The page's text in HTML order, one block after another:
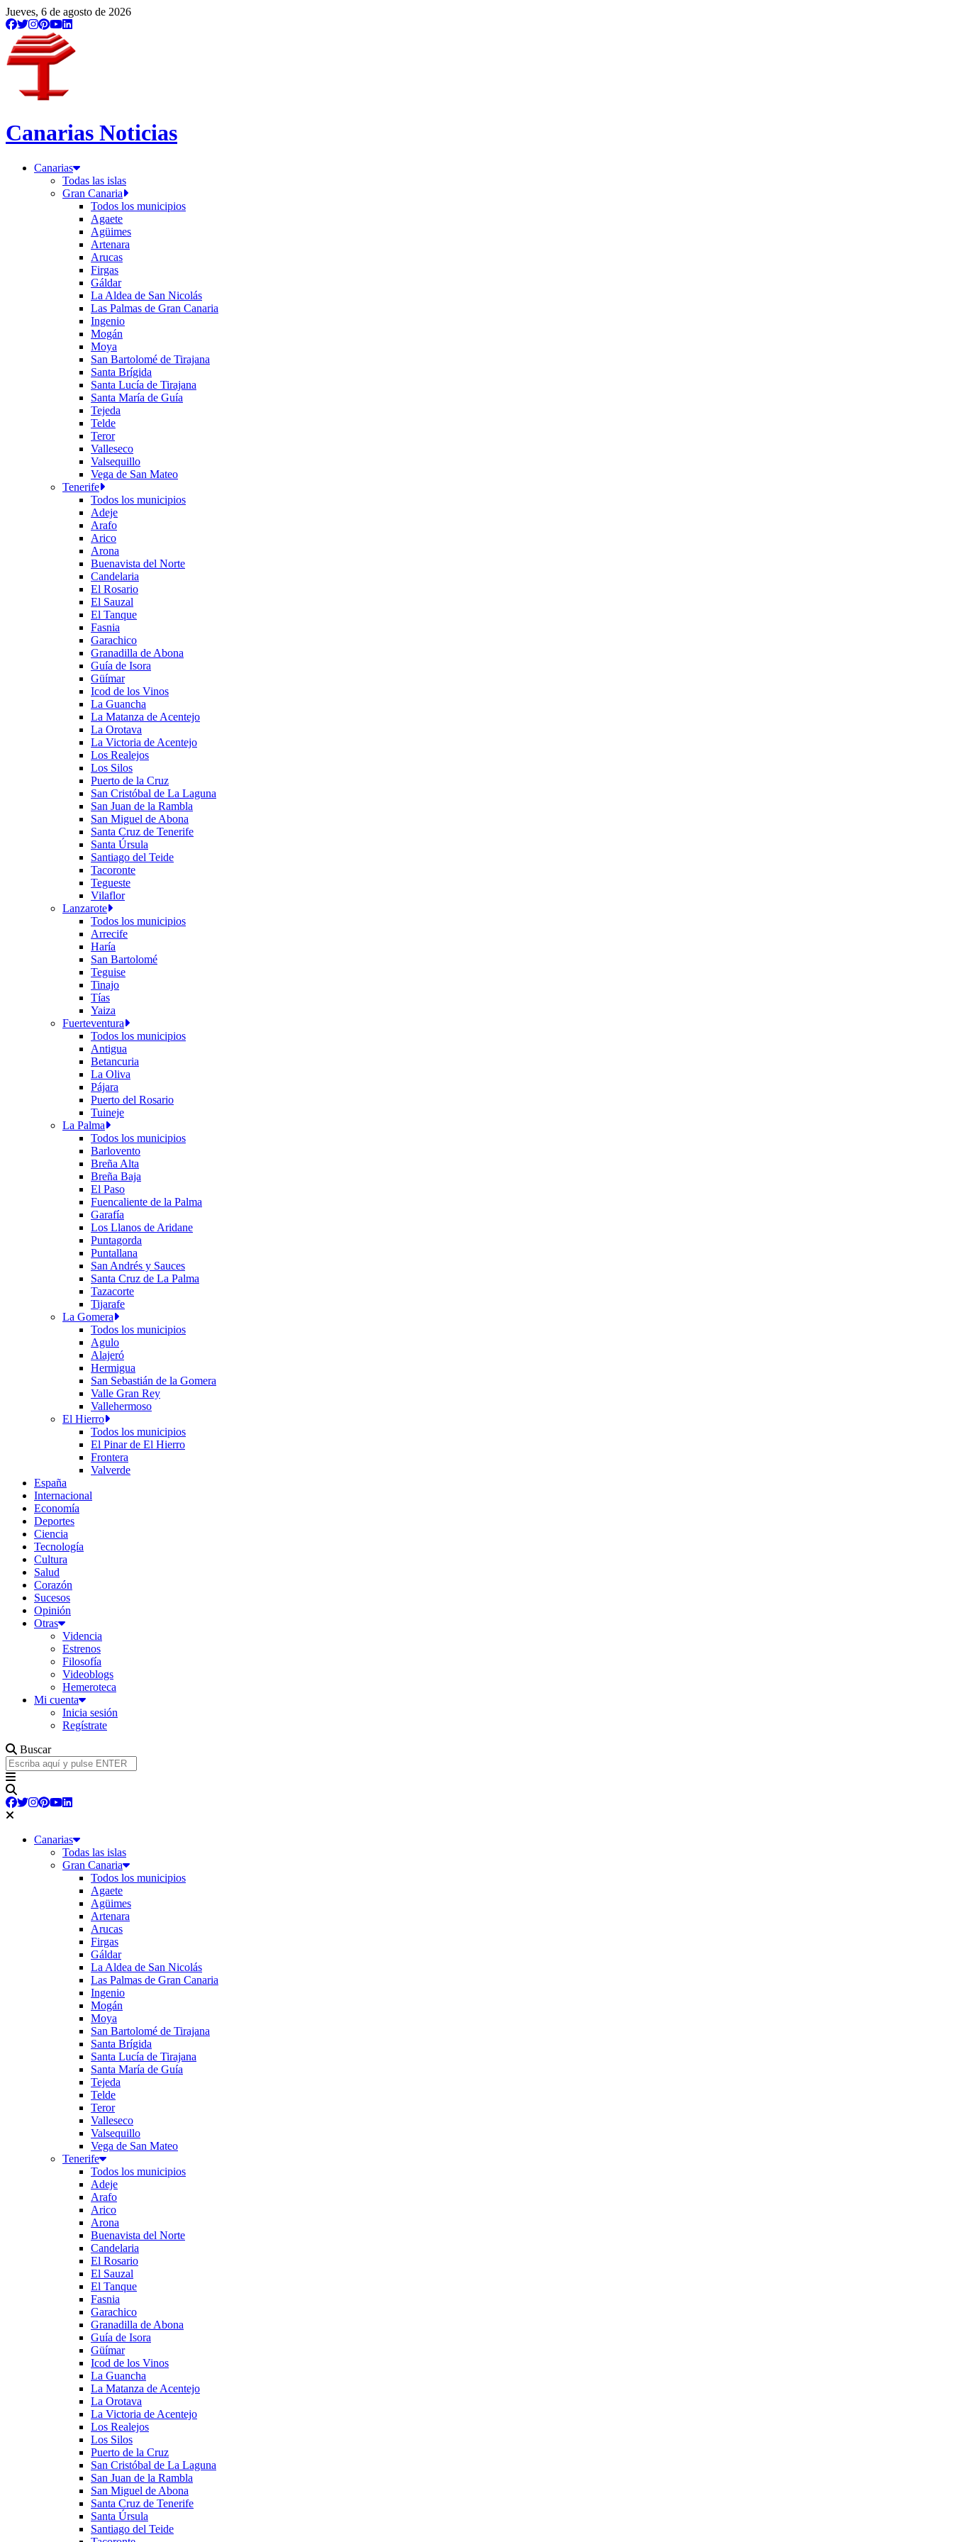
Jueves, 6 de agosto de 2026
Canarias Noticias
Canarias
Todas las islas
Gran Canaria
Todos los municipios
Agaete
Agüimes
Artenara
Arucas
Firgas
Gáldar
La Aldea de San Nicolás
Las Palmas de Gran Canaria
Ingenio
Mogán
Moya
San Bartolomé de Tirajana
Santa Brígida
Santa Lucía de Tirajana
Santa María de Guía
Tejeda
Telde
Teror
Valleseco
Valsequillo
Vega de San Mateo
Tenerife
Todos los municipios
Adeje
Arafo
Arico
Arona
Buenavista del Norte
Candelaria
El Rosario
El Sauzal
El Tanque
Fasnia
Garachico
Granadilla de Abona
Guía de Isora
Güímar
Icod de los Vinos
La Guancha
La Matanza de Acentejo
La Orotava
La Victoria de Acentejo
Los Realejos
Los Silos
Puerto de la Cruz
San Cristóbal de La Laguna
San Juan de la Rambla
San Miguel de Abona
Santa Cruz de Tenerife
Santa Úrsula
Santiago del Teide
Tacoronte
Tegueste
Vilaflor
Lanzarote
Todos los municipios
Arrecife
Haría
San Bartolomé
Teguise
Tinajo
Tías
Yaiza
Fuerteventura
Todos los municipios
Antigua
Betancuria
La Oliva
Pájara
Puerto del Rosario
Tuineje
La Palma
Todos los municipios
Barlovento
Breña Alta
Breña Baja
El Paso
Fuencaliente de la Palma
Garafía
Los Llanos de Aridane
Puntagorda
Puntallana
San Andrés y Sauces
Santa Cruz de La Palma
Tazacorte
Tijarafe
La Gomera
Todos los municipios
Agulo
Alajeró
Hermigua
San Sebastián de la Gomera
Valle Gran Rey
Vallehermoso
El Hierro
Todos los municipios
El Pinar de El Hierro
Frontera
Valverde
España
Internacional
Economía
Deportes
Ciencia
Tecnología
Cultura
Salud
Corazón
Sucesos
Opinión
Otras
Videncia
Estrenos
Filosofía
Videoblogs
Hemeroteca
Mi cuenta
Inicia sesión
Regístrate
Buscar
Canarias
Todas las islas
Gran Canaria
Todos los municipios
Agaete
Agüimes
Artenara
Arucas
Firgas
Gáldar
La Aldea de San Nicolás
Las Palmas de Gran Canaria
Ingenio
Mogán
Moya
San Bartolomé de Tirajana
Santa Brígida
Santa Lucía de Tirajana
Santa María de Guía
Tejeda
Telde
Teror
Valleseco
Valsequillo
Vega de San Mateo
Tenerife
Todos los municipios
Adeje
Arafo
Arico
Arona
Buenavista del Norte
Candelaria
El Rosario
El Sauzal
El Tanque
Fasnia
Garachico
Granadilla de Abona
Guía de Isora
Güímar
Icod de los Vinos
La Guancha
La Matanza de Acentejo
La Orotava
La Victoria de Acentejo
Los Realejos
Los Silos
Puerto de la Cruz
San Cristóbal de La Laguna
San Juan de la Rambla
San Miguel de Abona
Santa Cruz de Tenerife
Santa Úrsula
Santiago del Teide